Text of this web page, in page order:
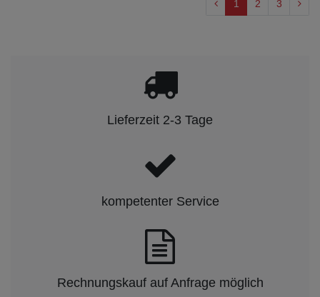
1 2 3
Lieferzeit 2-3 Tage
kompetenter Service
Rechnungskauf auf Anfrage möglich